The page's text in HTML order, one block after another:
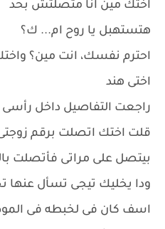
اختك مين انا متصلتش بحد
هتستهبل يا روح ام... ك؟
احترم نفسك، انت مين؟
اختى هند
راجعت التفاصيل داخل
قلت اختك اتصلت برقم
بيتصل على مراتى فأتصلت
ودا يخليك تيجى تسأل عنها
اسف كان فى لخبطه فى